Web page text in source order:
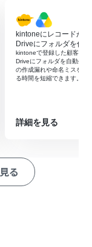
連携します。
レコード詳細ペー
レコードを取得す
定したレコードの
kintoneにレコードが
Driveにフォルダを作成
kintoneで登録した顧客・
Driveにフォルダを自動生
の作成漏れや命名ミスを抑
る時間を短縮できます。
詳細を見る
る